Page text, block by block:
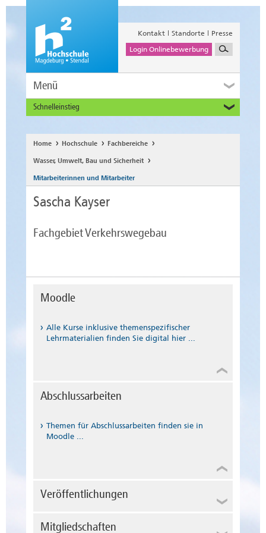
Kontakt Standorte
Presse
Login Onlinebewerbung
Menü
Schnelleinstieg
Alumni
Unternehmen und Institutionen
Beschäftigte
International
Home Hochschule Fachbereiche
Wasser, Umwelt, Bau und Sicherheit
Mitarbeiterinnen und Mitarbeiter
Sascha Kayser
Fachgebiet Verkehrswegebau
Moodle
Alle Kurse inklusive themenspezifischer
Lehrmaterialien finden Sie digital hier ...
Abschlussarbeiten
Themen für Abschlussarbeiten finden sie in
Moodle ...
Veröffentlichungen
Veröffentlichungen
Mitgliedschaften